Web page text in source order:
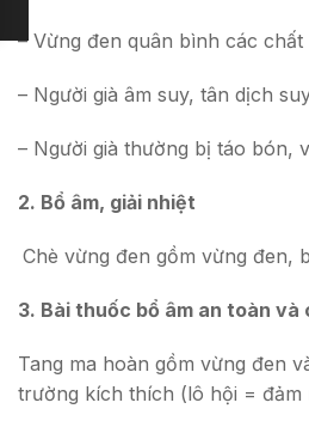
– Vừng đen quân bình các chất
– Người già âm suy, tân dịch
– Người già thường bị táo bón,
2. Bổ âm, giải nhiệt
Chè vừng đen gồm vừng đen,
3. Bài thuốc bổ âm an toàn và
Tang ma hoàn gồm vừng đen
trường kích thích (lô hội =